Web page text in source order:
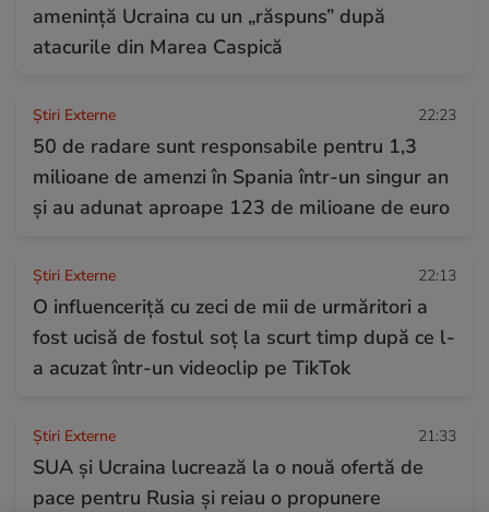
amenință Ucraina cu un „răspuns” după
atacurile din Marea Caspică
Știri Externe 22:23
50 de radare sunt responsabile pentru 1,3
milioane de amenzi în Spania într-un singur an
și au adunat aproape 123 de milioane de euro
Știri Externe 22:13
O influenceriță cu zeci de mii de urmăritori a
fost ucisă de fostul soț la scurt timp după ce l-
a acuzat într-un videoclip pe TikTok
Știri Externe 21:33
SUA și Ucraina lucrează la o nouă ofertă de
pace pentru Rusia și reiau o propunere